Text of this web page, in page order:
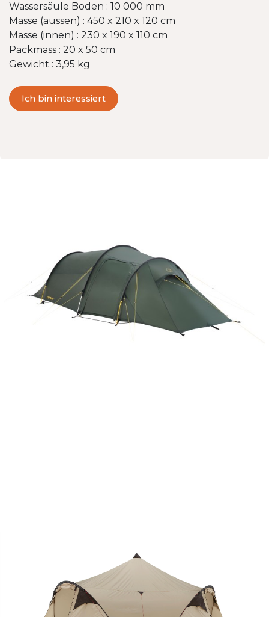
Wassersäule Boden : 10 000 mm
Masse (aussen) : 450 x 210 x 120 cm
Masse (innen) : 230 x 190 x 110 cm
Packmass : 20 x 50 cm
Gewicht : 3,95 kg
Ich bin interessiert